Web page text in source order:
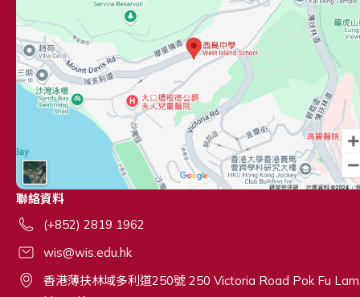
聯絡資料
(+852) 2819 1962
wis@wis.edu.hk
香港薄扶林域多利道250號 250 Victoria Road Pok Fu